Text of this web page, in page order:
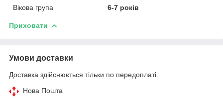
Вікова група
6-7 років
Приховати
Умови доставки
Доставка здійснюється тільки по передоплаті.
Нова Пошта